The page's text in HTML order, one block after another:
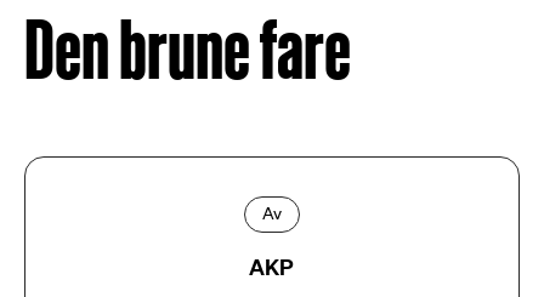
Den brune fare
Av
AKP